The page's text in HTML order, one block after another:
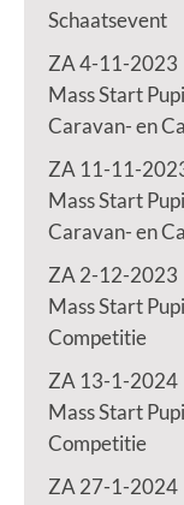
Schaatsevent
ZA 4-11-2023
Mass Start
Caravan- en
ZA 11-11-
Mass Start
Caravan- en
ZA 2-12-2023
Mass Start
Competitie
ZA 13-1-2024
Mass Start
Competitie
ZA 27-1-2024